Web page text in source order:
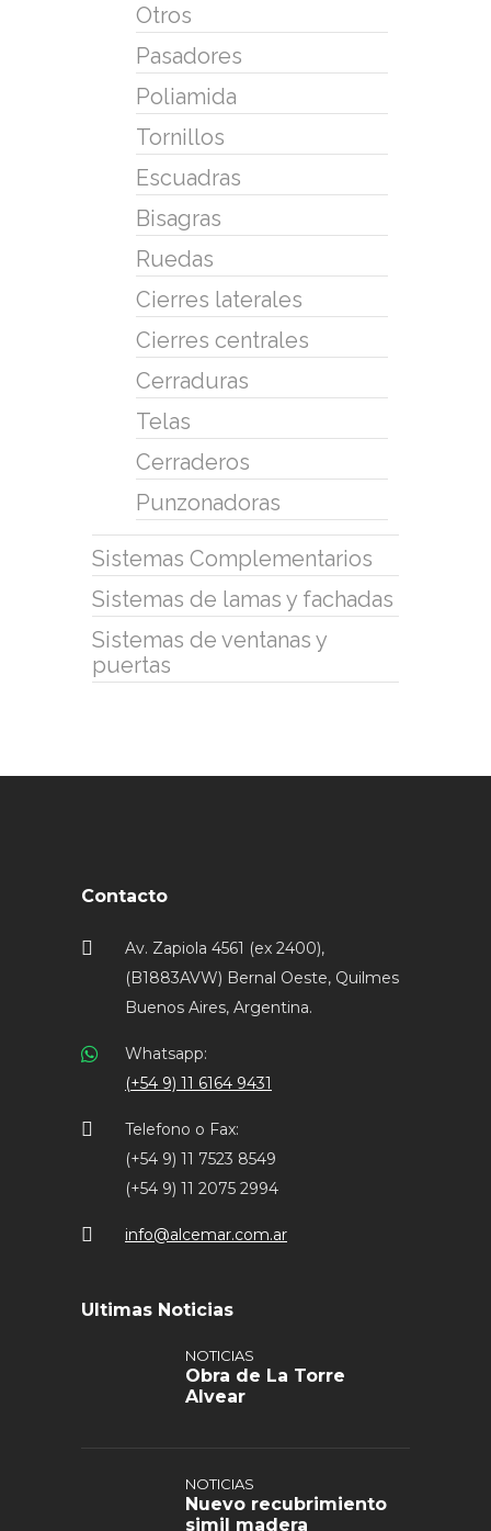
Otros
Pasadores
Poliamida
Tornillos
Escuadras
Bisagras
Ruedas
Cierres laterales
Cierres centrales
Cerraduras
Telas
Cerraderos
Punzonadoras
Sistemas Complementarios
Sistemas de lamas y fachadas
Sistemas de ventanas y
puertas
Contacto
Av. Zapiola 4561 (ex 2400),
(B1883AVW) Bernal Oeste, Quilmes
Buenos Aires, Argentina.
Whatsapp:
(+54 9) 11 6164 9431
Telefono o Fax:
(+54 9) 11 7523 8549
(+54 9) 11 2075 2994
info@alcemar.com.ar
Ultimas Noticias
NOTICIAS
Obra de La Torre
Alvear
NOTICIAS
Nuevo recubrimiento
simil madera